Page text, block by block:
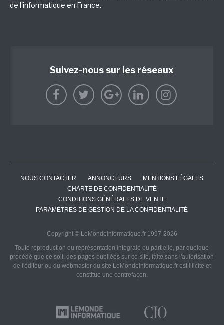
de l'informatique en France.
Suivez-nous sur les réseaux
NOUS CONTACTER ANNONCEURS
MENTIONS LÉGALES
CHARTE DE CONFIDENTIALITÉ
CONDITIONS GÉNÉRALES DE VENTE
PARAMÈTRES DE GESTION DE LA CONFIDENTIALITÉ
Copyright © LeMondeInformatique.fr 1997-2026
Toute reproduction ou représentation intégrale ou partielle, par quelque
procédé que ce soit, des pages publiées sur ce site, faite sans l'autorisation
de l'éditeur ou du webmaster du site LeMondeInformatique.fr est illicite et
constitue une contrefaçon.